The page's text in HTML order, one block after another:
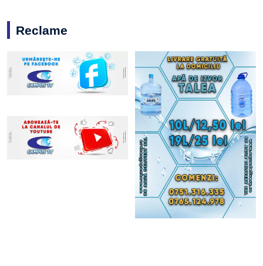
Reclame